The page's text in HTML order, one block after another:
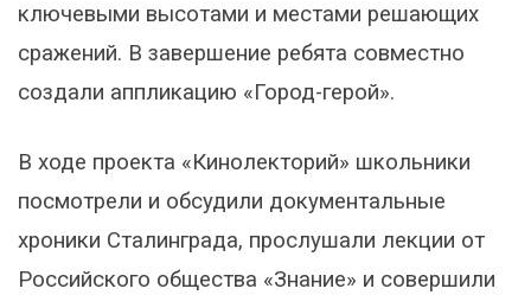
ключевыми высотами и местами решающих
сражений. В завершение ребята совместно
создали аппликацию «Город-герой».
В ходе проекта «Кинолекторий» школьники
посмотрели и обсудили документальные
хроники Сталинграда, прослушали лекции от
Российского общества «Знание» и совершили